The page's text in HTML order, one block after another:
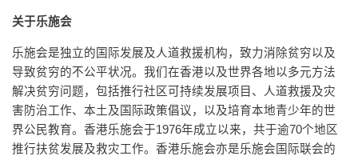
关于乐施会
乐施会是独立的国际发展及人道救援机构，致力消除贫穷以及
导致贫穷的不公平状况。我们在香港以及世界各地以多元方法
解决贫穷问题，包括推行社区可持续发展项目、人道救援及灾
害防治工作、本土及国际政策倡议，以及培育本地青少年的世
界公民教育。香港乐施会于1976年成立以来，共于逾70个地区
推行扶贫发展及救灾工作。香港乐施会亦是乐施会国际联会的